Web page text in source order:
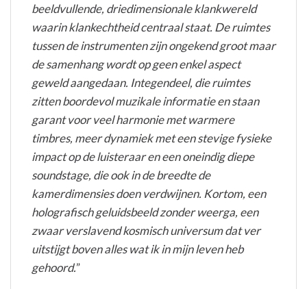
beeldvullende, driedimensionale klankwereld
waarin klankechtheid centraal staat. De ruimtes
tussen de instrumenten zijn ongekend groot maar
de samenhang wordt op geen enkel aspect
geweld aangedaan. Integendeel, die ruimtes
zitten boordevol muzikale informatie en staan
garant voor veel harmonie met warmere
timbres, meer dynamiek met een stevige fysieke
impact op de luisteraar en een oneindig diepe
soundstage, die ook in de breedte de
kamerdimensies doen verdwijnen. Kortom, een
holografisch geluidsbeeld zonder weerga, een
zwaar verslavend kosmisch universum dat ver
uitstijgt boven alles wat ik in mijn leven heb
gehoord.”